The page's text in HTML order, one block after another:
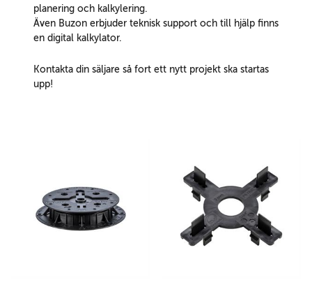
planering och kalkylering.
Även Buzon erbjuder teknisk support och till hjälp finns
en digital kalkylator.
Kontakta din säljare så fort ett nytt projekt ska startas
upp!